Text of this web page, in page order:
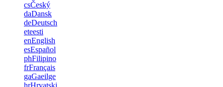
csČeský
daDansk
deDeutsch
eteesti
enEnglish
esEspañol
phFilipino
frFrançais
gaGaeilge
hrHrvatski